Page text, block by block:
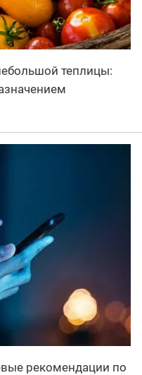
теплицы:
рекомендации по